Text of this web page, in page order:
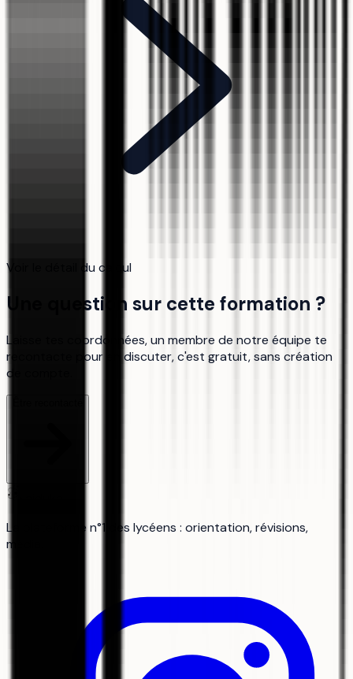
Voir le détail du calcul
Une question sur cette formation ?
Laisse tes coordonnées, un membre de notre équipe te
recontacte pour en discuter, c'est gratuit, sans création
de compte.
La plateforme n°1 des lycéens : orientation, révisions,
média.